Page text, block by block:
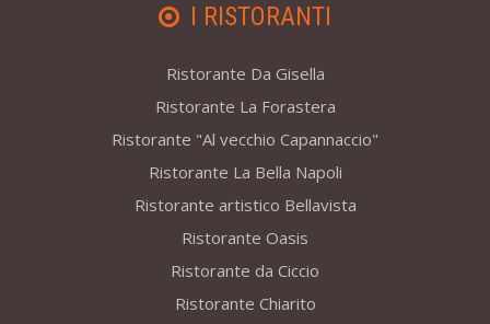
I RISTORANTI
Ristorante Da Gisella
Ristorante La Forastera
Ristorante "Al vecchio Capannaccio"
Ristorante La Bella Napoli
Ristorante artistico Bellavista
Ristorante Oasis
Ristorante da Ciccio
Ristorante Chiarito